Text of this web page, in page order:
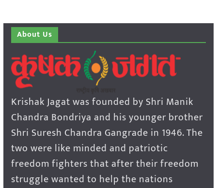
About Us
Krishak Jagat was founded by Shri Manik
Chandra Bondriya and his younger brother
Shri Suresh Chandra Gangrade in 1946. The
two were like minded and patriotic
freedom fighters that after their freedom
struggle wanted to help the nations